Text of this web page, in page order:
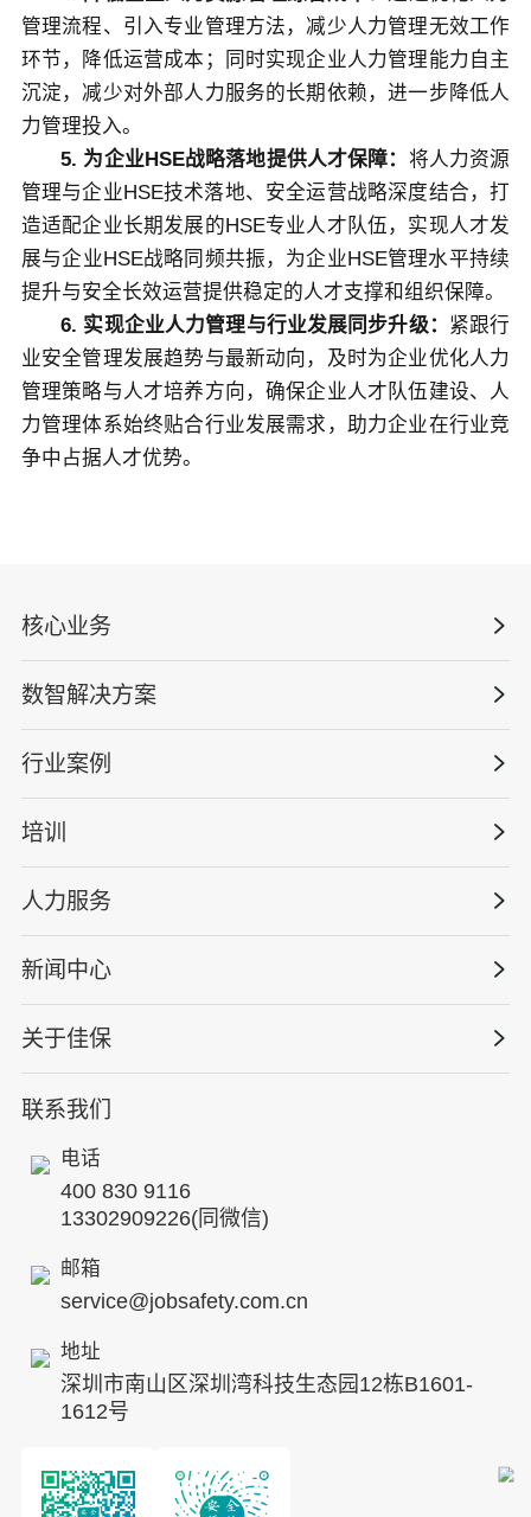
管理流程、引入专业管理方法，减少人力管理无效工作
环节，降低运营成本；同时实现企业人力管理能力自主
沉淀，减少对外部人力服务的长期依赖，进一步降低人
力管理投入。
5. 为企业HSE战略落地提供人才保障： 将人力资源
管理与企业HSE技术落地、安全运营战略深度结合，打
造适配企业长期发展的HSE专业人才队伍，实现人才发
展与企业HSE战略同频共振，为企业HSE管理水平持续
提升与安全长效运营提供稳定的人才支撑和组织保障。
6. 实现企业人力管理与行业发展同步升级： 紧跟行
业安全管理发展趋势与最新动向，及时为企业优化人力
管理策略与人才培养方向，确保企业人才队伍建设、人
力管理体系始终贴合行业发展需求，助力企业在行业竞
争中占据人才优势。
联系我们
电话
400 830 9116
13302909226(同微信)
邮箱
service@jobsafety.com.cn
地址
深圳市南山区深圳湾科技生态园12栋B1601-
1612号
核心业务
数智安全科技
安全战略咨询
管理体系建设
安全技能提升
工程安全服务
巡查监督审计
HSE专家服务
数智解决方案
量化安全云
智慧化系统
智能终端
行业案例
政府安全监管
工程建设/地产物业
能源电力
仓储物流
水利水务
核电工程与运营
其他案例
培训
版权安全课程
行业定制课程
资质与专业技能版权课
国际证书课程
人力服务
高薪岗位
HSE 专家服务
人力资源服务
新闻中心
公司新闻
蛇口安全论坛
关于佳保
公司简介
企业文化
专家团队
发展历程
招贤纳士
ESG
8S安全服务联盟
投资者关系